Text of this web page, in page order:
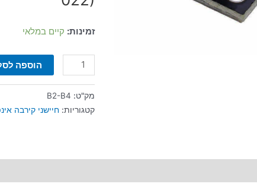
זמינות: קיים במלאי
הוספה
מק"ט: B2-B4
קטגוריות: חיישני קירבה